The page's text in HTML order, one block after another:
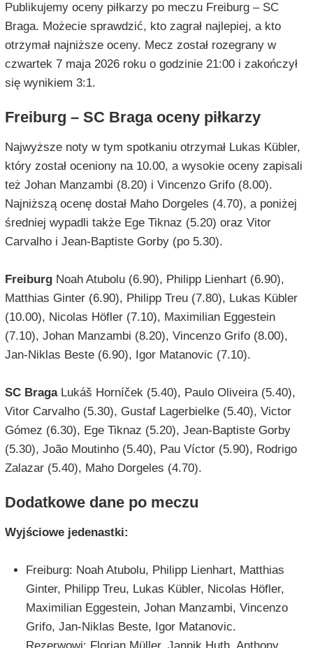
Publikujemy oceny piłkarzy po meczu Freiburg – SC
Braga. Możecie sprawdzić, kto zagrał najlepiej, a kto
otrzymał najniższe oceny. Mecz został rozegrany w
czwartek 7 maja 2026 roku o godzinie 21:00 i zakończył
się wynikiem 3:1.
Freiburg – SC Braga oceny piłkarzy
Najwyższe noty w tym spotkaniu otrzymał Lukas Kübler,
który został oceniony na 10.00, a wysokie oceny zapisali
też Johan Manzambi (8.20) i Vincenzo Grifo (8.00).
Najniższą ocenę dostał Maho Dorgeles (4.70), a poniżej
średniej wypadli także Ege Tiknaz (5.20) oraz Vitor
Carvalho i Jean-Baptiste Gorby (po 5.30).
FreiburgNoah Atubolu (6.90), Philipp Lienhart (6.90),
Matthias Ginter (6.90), Philipp Treu (7.80), Lukas Kübler
(10.00), Nicolas Höfler (7.10), Maximilian Eggestein
(7.10), Johan Manzambi (8.20), Vincenzo Grifo (8.00),
Jan-Niklas Beste (6.90), Igor Matanovic (7.10).
SC BragaLukáš Horníček (5.40), Paulo Oliveira (5.40),
Vitor Carvalho (5.30), Gustaf Lagerbielke (5.40), Victor
Gómez (6.30), Ege Tiknaz (5.20), Jean-Baptiste Gorby
(5.30), João Moutinho (5.40), Pau Víctor (5.90), Rodrigo
Zalazar (5.40), Maho Dorgeles (4.70).
Dodatkowe dane po meczu
Wyjściowe jedenastki:
Freiburg: Noah Atubolu, Philipp Lienhart, Matthias
Ginter, Philipp Treu, Lukas Kübler, Nicolas Höfler,
Maximilian Eggestein, Johan Manzambi, Vincenzo
Grifo, Jan-Niklas Beste, Igor Matanovic.